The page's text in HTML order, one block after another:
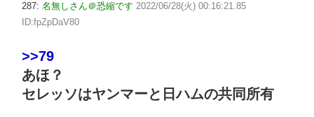
287: 名無しさん＠恐縮です 2022/06/28(火) 00:16:21.85
ID:fpZpDaV80
>>79
あほ？
セレッソはヤンマーと日ハムの共同所有